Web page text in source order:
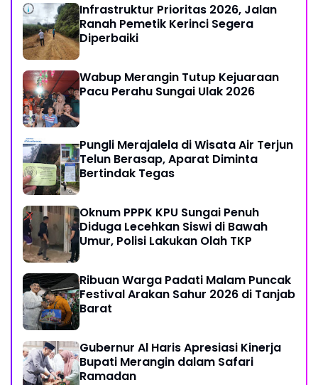
Infrastruktur Prioritas 2026, Jalan
Ranah Pemetik Kerinci Segera
Diperbaiki
Wabup Merangin Tutup Kejuaraan
Pacu Perahu Sungai Ulak 2026
Pungli Merajalela di Wisata Air Terjun
Telun Berasap, Aparat Diminta
Bertindak Tegas
Oknum PPPK KPU Sungai Penuh
Diduga Lecehkan Siswi di Bawah
Umur, Polisi Lakukan Olah TKP
Ribuan Warga Padati Malam Puncak
Festival Arakan Sahur 2026 di Tanjab
Barat
Gubernur Al Haris Apresiasi Kinerja
Bupati Merangin dalam Safari
Ramadan